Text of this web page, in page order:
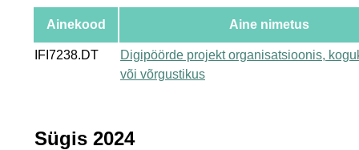
Ainekood Aine nimetus
IFI7238.DT
Digipöörde projekt organisatsioonis,
või võrgustikus
Sügis 2024